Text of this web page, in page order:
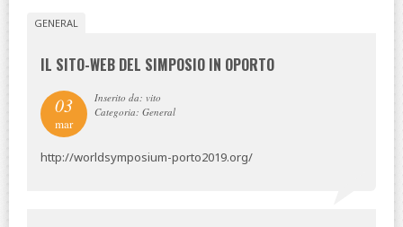
GENERAL
IL SITO-WEB DEL SIMPOSIO IN OPORTO
03
mar
Inserito da: vito
Categoria: General
http://worldsymposium-porto2019.org/